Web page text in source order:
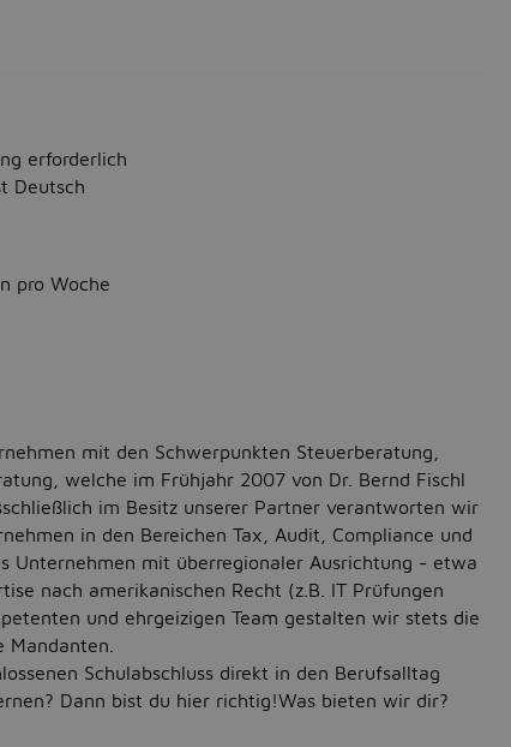
erforderlich
Deutsch
pro Woche
mit den Schwerpunkten Steuerberatung,
welche im Frühjahr 2007 von Dr. Bernd Fischl
im Besitz unserer Partner verantworten wir
in den Bereichen Tax, Audit, Compliance und
Unternehmen mit überregionaler Ausrichtung - etwa
nach amerikanischen Recht (z.B. IT Prüfungen
und ehrgeizigen Team gestalten wir stets die
Schulabschluss direkt in den Berufsalltag
Dann bist du hier richtig!Was bieten wir dir?